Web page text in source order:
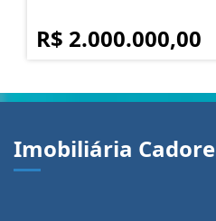
R$ 2.000.000,00
Imobiliária Cadore